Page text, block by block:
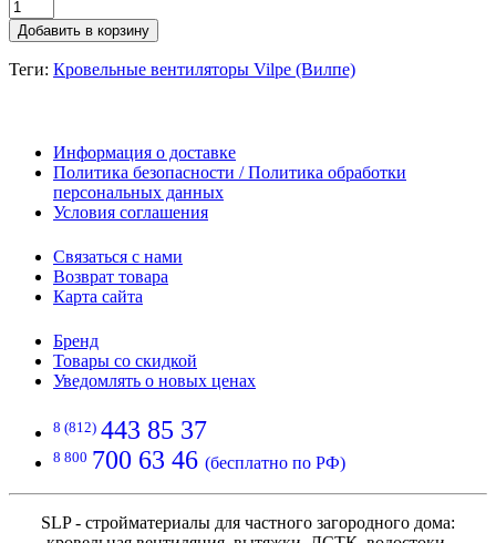
Добавить в корзину
Теги: Кровельные вентиляторы Vilpe (Вилпе)
Информация о доставке
Политика безопасности / Политика обработки
персональных данных
Условия соглашения
Связаться с нами
Возврат товара
Карта сайта
Бренд
Товары со скидкой
Уведомлять о новых ценах
8 (812) 443 85 37
8 800 700 63 46 (бесплатно по РФ)
SLP - стройматериалы для частного загородного дома: